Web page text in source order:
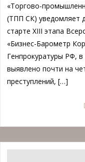
«Торгово-
(ТПП СК) уведомляет
старте XIII этапа
«Бизнес-Барометр
Генпрокуратуры РФ,
выявлено почти на
преступлений, […]